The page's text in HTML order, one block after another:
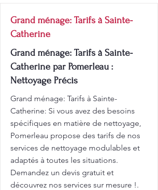
Grand ménage: Tarifs à Sainte-
Catherine
Grand ménage: Tarifs à Sainte-
Catherine par Pomerleau :
Nettoyage Précis
Grand ménage: Tarifs à Sainte-
Catherine: Si vous avez des besoins
spécifiques en matière de nettoyage,
Pomerleau propose des tarifs de nos
services de nettoyage modulables et
adaptés à toutes les situations.
Demandez un devis gratuit et
découvrez nos services sur mesure !.